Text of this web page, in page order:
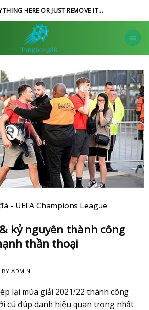
HERE OR JUST REMOVE IT...
- UEFA Champions League
kỷ nguyên thành công
thần thoại
BYADMIN
lại mùa giải 2021/22 thành công
cú đúp danh hiệu quan trọng nhất